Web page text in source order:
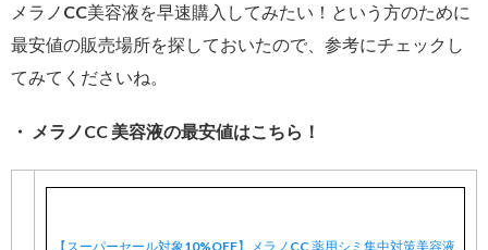
メラノCC美容液を早速購入してみたい！という方のために
最安値の販売場所を探しておいたので、参考にチェックし
てみてくださいね。
・ メラノCC 美容液の最安値はこちら！
【スーパーセール対象10%OFF】メラノCC 薬用シミ集中対策美容液